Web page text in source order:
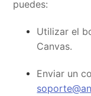
puedes:
Utilizar el
Canvas.
Enviar un